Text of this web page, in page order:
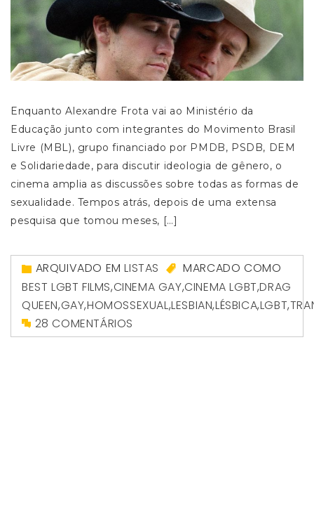
Enquanto Alexandre Frota vai ao Ministério da
Educação junto com integrantes do Movimento Brasil
Livre (MBL), grupo financiado por PMDB, PSDB, DEM
e Solidariedade, para discutir ideologia de gênero, o
cinema amplia as discussões sobre todas as formas de
sexualidade. Tempos atrás, depois de uma extensa
pesquisa que tomou meses, […]
ARQUIVADO EMLISTAS
MARCADO COMO
BEST LGBT FILMS,CINEMA GAY,CINEMA LGBT,DRAG
QUEEN,GAY,HOMOSSEXUAL,LESBIAN,LÉSBICA,LGBT,
28 COMENTÁRIOS